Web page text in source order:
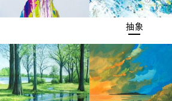
抽象